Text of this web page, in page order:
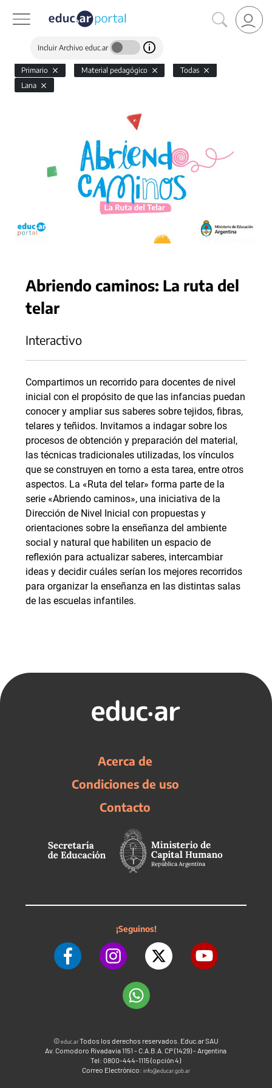
Incluir Archivo educ.ar
Primario Material pedagógico
Todas
Lana
Abriendo caminos: La ruta del
telar
Interactivo
Compartimos un recorrido para docentes de nivel
inicial con el propósito de que las infancias puedan
conocer y ampliar sus saberes sobre tejidos, fibras,
telares y teñidos. Invitamos a indagar sobre los
procesos de obtención y preparación del material,
las técnicas tradicionales utilizadas, los vínculos
que se construyen en torno a esta tarea, entre otros
aspectos. La «Ruta del telar» forma parte de la
serie «Abriendo caminos», una iniciativa de la
Dirección de Nivel Inicial con propuestas y
orientaciones sobre la enseñanza del ambiente
social y natural que habiliten un espacio de
reflexión para actualizar saberes, intercambiar
ideas y decidir cuáles serían los mejores recorridos
para organizar la enseñanza en las distintas salas
de las escuelas infantiles.
Acerca de
Condiciones de uso
Contacto
¡Seguinos!
©educ.arTodos los derechos reservados. Educ.ar SAU
Av. Comodoro Rivadavia 1151 - C.A.B.A. CP (1429) - Argentina
Tel: 0800-444-1115 (opción 4)
Correo Electrónico: info@educar.gob.ar